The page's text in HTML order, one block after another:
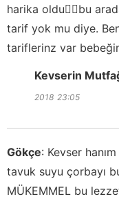
harika oldu👌🏼bu
tarif yok mu diye.
tariflerinz var
Kevserin
2018 23:05
Gökçe: Kevser
tavuk suyu çorbayı
MÜKEMMEL bu